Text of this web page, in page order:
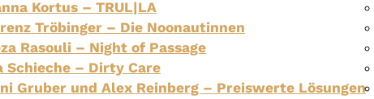
Kortus – TRUL|LA
Tröbinger – Die Noonautinnen
Rasouli – Night of Passage
Schieche – Dirty Care
Gruber und Alex Reinberg – Preiswerte Lösungen